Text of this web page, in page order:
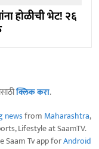
होळीची भेट! २६
क्लिक करा.
newsfrom Maharashtra,
Lifestyle at SaamTV.
Saam Tv app forAndroid